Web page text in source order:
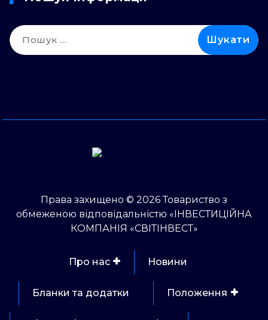
Пошук:
Права захищено © 2026 Товариство з
обмеженою відповідальністю «ІНВЕСТИЦІЙНА
КОМПАНІЯ «СВІТІНВЕСТ»
Про нас Новини
Бланки та додатки Положення